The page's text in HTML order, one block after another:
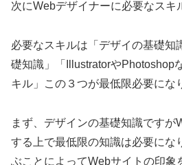
次にWebデザイナーに必要なスキ
必要なスキルは「デザイの基礎知
礎知識」「IllustratorやPhotoshop
キル」この３つが最低限必要にな
まず、デザインの基礎知識ですが
する上で最低限の知識は必要にな
ぶことによってWebサイトの印象